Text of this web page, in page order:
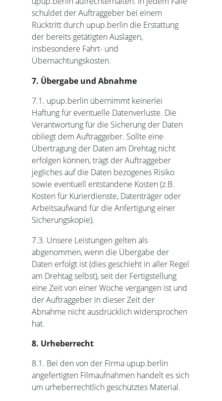
schuldet der Auftraggeber bei einem
Rücktritt durch upup.berlin die Erstattung
der bereits getätigten Auslagen,
insbesondere Fahrt- und
Übernachtungskosten.
7. Übergabe und Abnahme
7.1. upup.berlin übernimmt keinerlei
Haftung für eventuelle Datenverluste. Die
Verantwortung für die Sicherung der Daten
obliegt dem Auftraggeber. Sollte eine
Übertragung der Daten am Drehtag nicht
erfolgen können, trägt der Auftraggeber
jegliches auf die Daten bezogenes Risiko
sowie eventuell entstandene Kosten (z.B.
Kosten für Kurierdienste, Datenträger oder
Arbeitsaufwand für die Anfertigung einer
Sicherungskopie).
7.3. Unsere Leistungen gelten als
abgenommen, wenn die Übergabe der
Daten erfolgt ist (dies geschieht in aller Regel
am Drehtag selbst), seit der Fertigstellung
eine Zeit von einer Woche vergangen ist und
der Auftraggeber in dieser Zeit der
Abnahme nicht ausdrücklich widersprochen
hat.
8. Urheberrecht
8.1. Bei den von der Firma upup.berlin
angefertigten Filmaufnahmen handelt es sich
um urheberrechtlich geschütztes Material.